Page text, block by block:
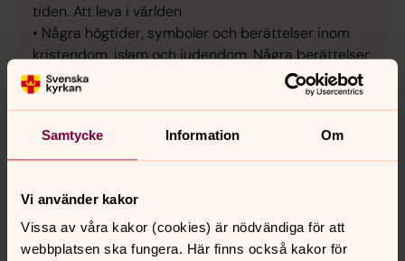
Samtycke Information Om
Vi använder kakor
Vissa av våra kakor (cookies) är nödvändiga för att
webbplatsen ska fungera. Här finns också kakor för
tiden. Att leva i världen
• Några högtider, symboler och berättelser inom
kristendom, islam och judendom. Några berättelser
ur Bibeln och deras innebörder.